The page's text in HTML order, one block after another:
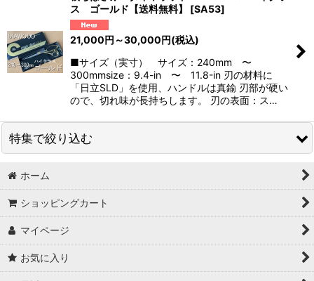
ス ゴールド【送料無料】
[SA53]
21,000円 ～30,000円(税込)
■サイズ（実寸） サイズ：240mm 〜
300mmsize：9.4-in 〜 11.8-in 刃の材料に
「日立SLD」を使用、ハンドルは真鍮 刃部が硬い
ので、切れ味が長持ちします。 刃の表面：ス…
特集で絞り込む
はさみサイズで探す
包丁サイズで探す
ブランドで探す
ホーム
ショッピングカート
マイページ
お気に入り